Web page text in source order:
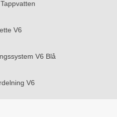
V6
V6 Blå
V6